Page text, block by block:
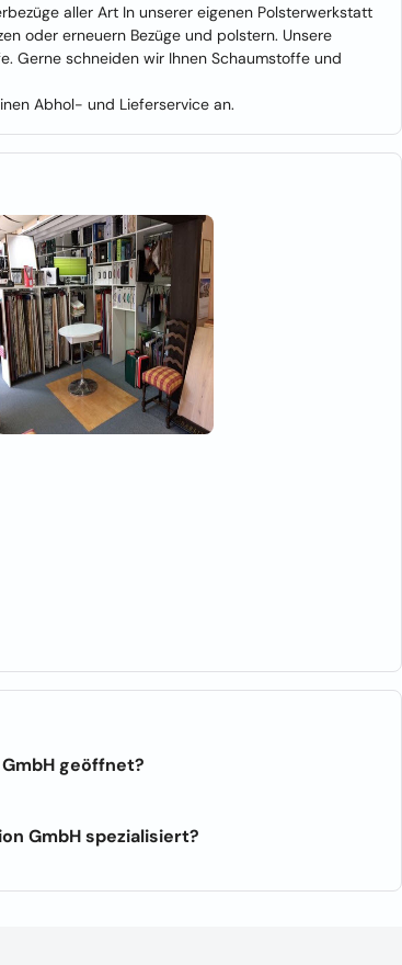
aller Art In unserer eigenen Polsterwerkstatt
oder erneuern Bezüge und polstern. Unsere
Gerne schneiden wir Ihnen Schaumstoffe und
Abhol- und Lieferservice an.
geöffnet?
GmbH spezialisiert?